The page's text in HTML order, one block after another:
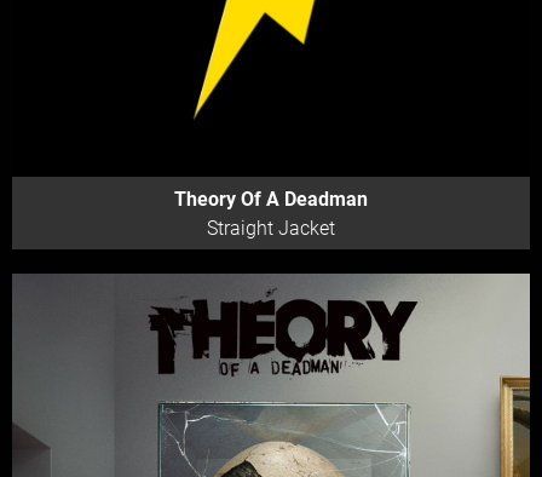
Theory Of A Deadman
Straight Jacket